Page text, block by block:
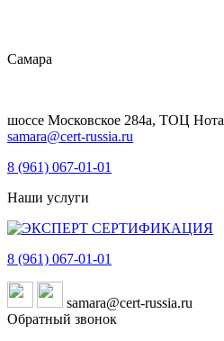
Самара
шоссе Московское 284а, ТОЦ Нота
samara@cert-russia.ru
8 (961) 067-01-01
Наши услуги
8 (961) 067-01-01
samara@cert-russia.ru
Обратный звонок